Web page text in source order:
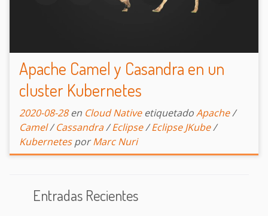
Entradas Recientes
Apache Camel y Casandra en un
cluster Kubernetes
2020-08-28 en Cloud Native etiquetadoApache/
Camel/Cassandra/Eclipse/Eclipse JKube/
Kubernetes por Marc Nuri